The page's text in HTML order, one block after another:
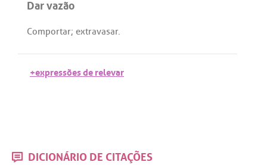
Dar vazão
Comportar; extravasar.
+expressões de relevar
DICIONÁRIO DE CITAÇÕES